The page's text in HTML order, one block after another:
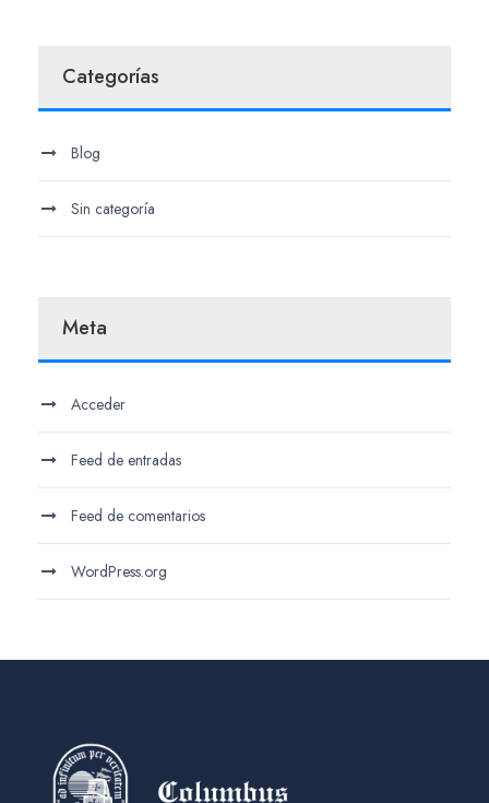
Categorías
Blog
Sin categoría
Meta
Acceder
Feed de entradas
Feed de comentarios
WordPress.org